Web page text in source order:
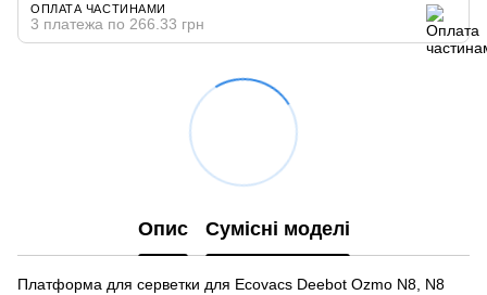
ОПЛАТА ЧАСТИНАМИ
3 платежа по 266.33 грн
Опис Сумісні моделі
Платформа для серветки для Ecovacs Deebot Ozmo N8, N8